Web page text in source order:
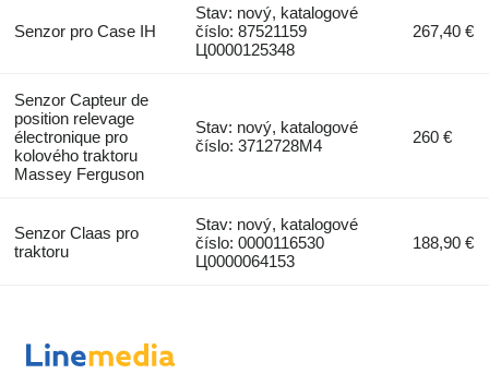
Senzor pro Case IH
Stav: nový, katalogové
číslo: 87521159
Ц0000125348
267,40 €
Senzor Capteur de
position relevage
électronique pro
kolového traktoru
Massey Ferguson
Stav: nový, katalogové
číslo: 3712728M4
260 €
Senzor Claas pro
traktoru
Stav: nový, katalogové
číslo: 0000116530
Ц0000064153
188,90 €